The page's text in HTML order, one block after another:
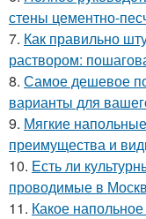
стены цементно-
7. Как правильно
раствором:
8. Самое дешевое
варианты для
9. Мягкие
преимущества и
10. Есть ли
проводимые в
11. Какое